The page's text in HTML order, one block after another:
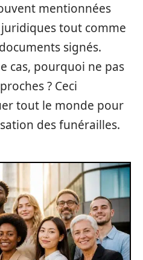
mentionnées
tout comme
signés.
cas, pourquoi ne pas
? Ceci
tout le monde pour
des funérailles.